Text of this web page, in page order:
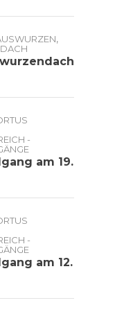
,
-
am 19.
-
am 12.